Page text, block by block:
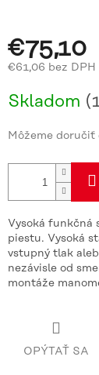
€75,10
€61,06 bez DPH
cena:
Skladom
Môžeme doručiť
Vysoká funkčná
piestu. Vysoká
vstupný tlak
nezávisle od
montáže
OPÝTAŤ SA